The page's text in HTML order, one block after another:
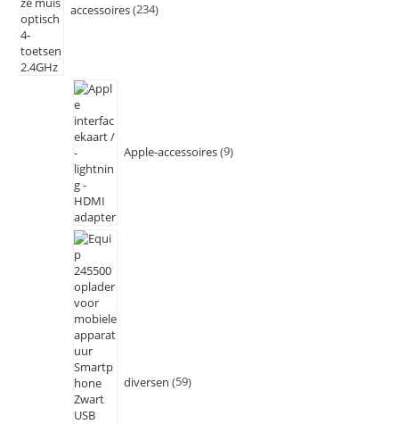
accessoires 234
Apple-accessoires 9
diversen 59